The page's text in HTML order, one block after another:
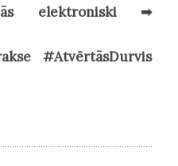
elektroniski ➡
#AtvērtāsDurvis